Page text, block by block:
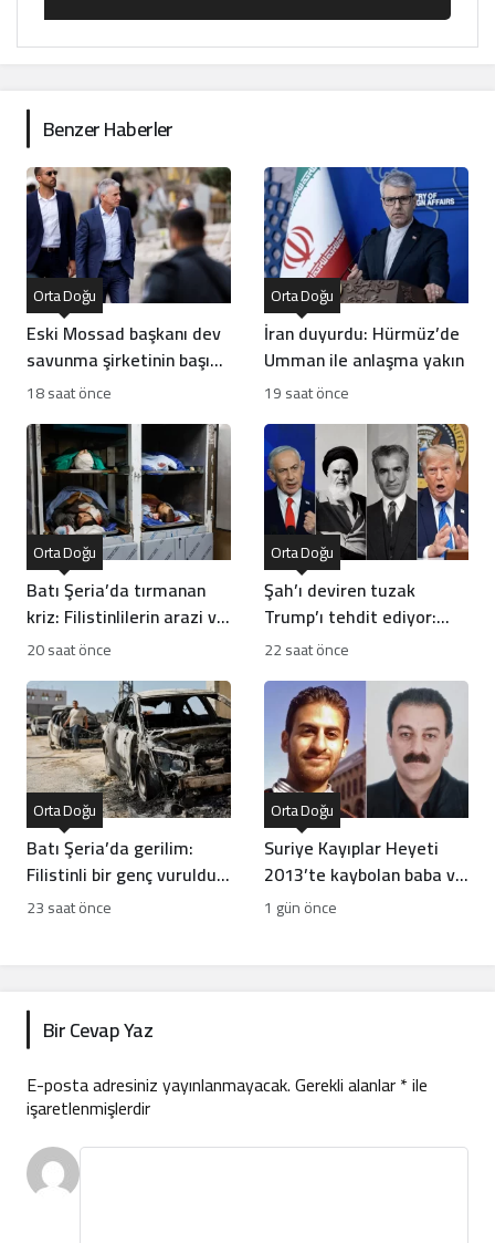
Benzer Haberler
Eski Mossad başkanı dev
savunma şirketinin başına
geçti
Orta Doğu
18 saat önce
İran duyurdu: Hürmüz’de
Umman ile anlaşma yakın
Orta Doğu
19 saat önce
Batı Şeria’da tırmanan
kriz: Filistinlilerin arazi ve
mülklerine baskı artıyor
Orta Doğu
20 saat önce
Şah’ı deviren tuzak
Trump’ı tehdit ediyor:
Batı İran rejiminin
anlıyor
Orta Doğu
22 saat önce
Batı Şeria’da gerilim:
Filistinli bir genç vuruldu,
sınıflar yıkıldı
Orta Doğu
23 saat önce
Suriye Kayıplar Heyeti
2013’te kaybolan baba ve
oğlun akıbetini açıkladı
Orta Doğu
1 gün önce
Bir Cevap Yaz
E-posta adresiniz yayınlanmayacak.Gerekli alanlar*ile
işaretlenmişlerdir